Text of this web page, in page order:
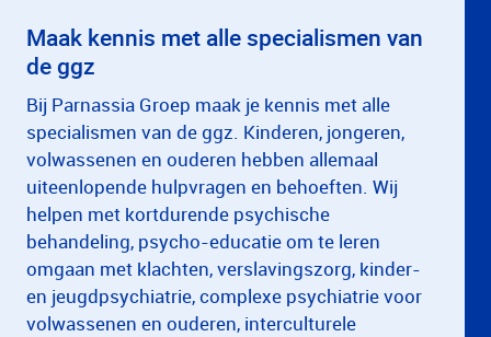
Maak kennis met alle specialismen van
de ggz
Bij Parnassia Groep maak je kennis met alle
specialismen van de ggz. Kinderen, jongeren,
volwassenen en ouderen hebben allemaal
uiteenlopende hulpvragen en behoeften. Wij
helpen met kortdurende psychische
behandeling, psycho-educatie om te leren
omgaan met klachten, verslavingszorg, kinder-
en jeugdpsychiatrie, complexe psychiatrie voor
volwassenen en ouderen, interculturele